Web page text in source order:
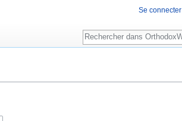
Se connecter
Rechercher